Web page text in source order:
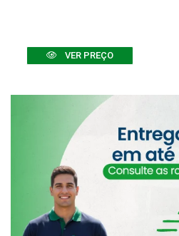
VER PREÇO